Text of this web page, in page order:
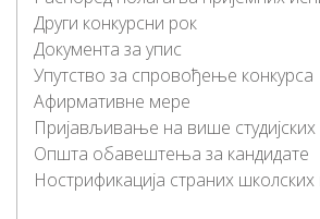
Други конкурсни рок
Документа за упис
Упутство за спровођењe конкурса
Афирмативне мере
Пријављивање на више
Општа обавештења за кандидате
Нострификација страних